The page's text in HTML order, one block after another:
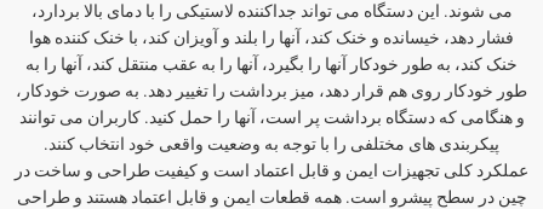
می شوند. این دستگاه می تواند جداکننده لاستیکی را با دمای بالا بردارد،
فشار دهد، خیسانده و خنک کند، آنها را بلند و آویزان کند، با خنک کننده هوا
خنک کند، به طور خودکار آنها را بگیرد، آنها را به عقب منتقل کند، آنها را به
طور خودکار روی هم قرار دهد، میز برداشت را تغییر دهد. به صورت خودکار،
و هنگامی که دستگاه برداشت پر است، آنها را حمل کنید. کاربران می توانند
پیکربندی های مختلفی را با توجه به وضعیت واقعی خود انتخاب کنند.
عملکرد کلی تجهیزات ایمن و قابل اعتماد است و کیفیت طراحی و ساخت در
چین در سطح پیشرو است. همه قطعات ایمن و قابل اعتماد هستند و طراحی